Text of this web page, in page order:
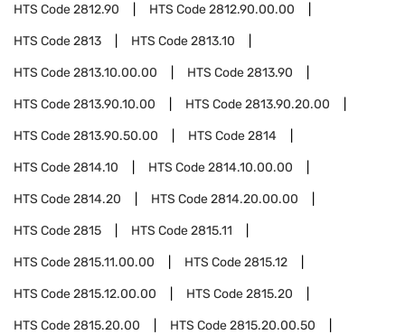
HTS Code2812.90 HTS Code2812.90.00.00
HTS Code2813 HTS Code2813.10
HTS Code2813.10.00.00 HTS Code2813.90
HTS Code2813.90.10.00 HTS Code2813.90.20.00
HTS Code2813.90.50.00 HTS Code2814
HTS Code2814.10 HTS Code2814.10.00.00
HTS Code2814.20 HTS Code2814.20.00.00
HTS Code2815 HTS Code2815.11
HTS Code2815.11.00.00 HTS Code2815.12
HTS Code2815.12.00.00 HTS Code2815.20
HTS Code2815.20.00 HTS Code2815.20.00.50